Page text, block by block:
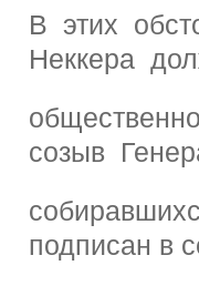
В этих
Неккера
созыв
подписан в